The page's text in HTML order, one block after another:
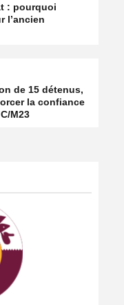
: pourquoi
l’ancien
de 15 détenus,
la confiance
M23